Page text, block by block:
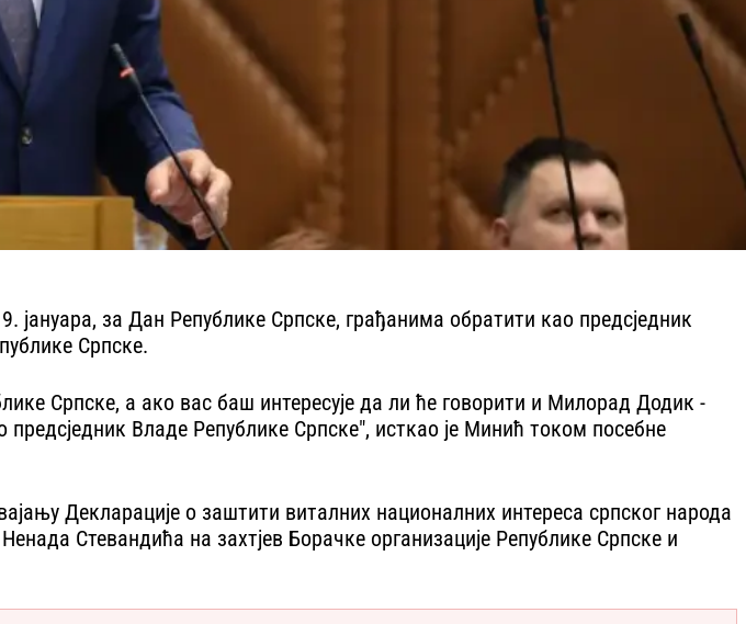
јануара, за Дан Републике Српске, грађанима обратити као предсједник
Српске.
Српске, а ако вас баш интересује да ли ће говорити и Милорад Додик -
Владе Републике Српске", исткао је Минић током посебне
Декларације о заштити виталних националних интереса српског народа
Стевандића на захтјев Борачке организације Републике Српске и